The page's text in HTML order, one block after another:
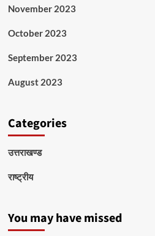
November 2023
October 2023
September 2023
August 2023
Categories
उत्तराखण्ड
राष्ट्रीय
You may have missed